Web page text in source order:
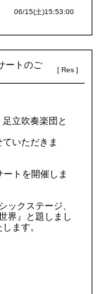
06/15(土)15:53:00
ートのご
立吹奏楽団と
いただきま
トを開催しま
ックステージ、
界』と題しまし
ます。